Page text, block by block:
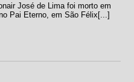
José de Lima foi morto em
Pai Eterno, em São Félix[...]